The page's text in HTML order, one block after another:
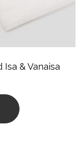
& Vanaisa